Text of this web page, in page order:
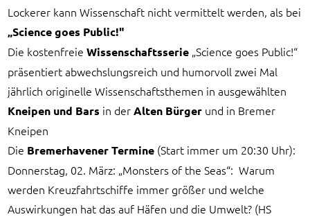
Lockerer kann Wissenschaft nicht vermittelt werden, als bei
„Science goes Public!"
Die kostenfreieWissenschaftsserie „Science goes Public!“
präsentiert abwechslungsreich und humorvoll zwei Mal
jährlich originelle Wissenschaftsthemen in ausgewählten
Kneipen und Bars in derAlten Bürger und in Bremer
Kneipen
Die Bremerhavener Termine (Start immer um 20:30 Uhr):
Donnerstag, 02. März: „Monsters of the Seas“: Warum
werden Kreuzfahrtschiffe immer größer und welche
Auswirkungen hat das auf Häfen und die Umwelt? (HS